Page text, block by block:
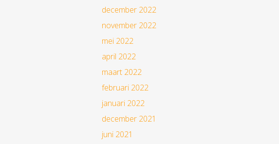
december 2022
november 2022
mei 2022
april 2022
maart 2022
februari 2022
januari 2022
december 2021
juni 2021